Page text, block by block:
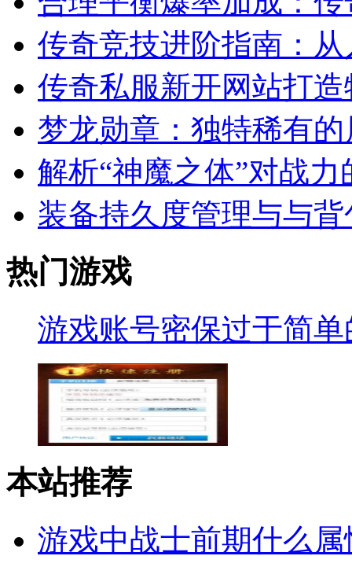
传奇竞技进阶指南：
传奇私服新开网站打
梦龙勋章：独特稀有
解析“神魔之体”对战
装备持久度管理与与
热门游戏
游戏账号密保过于简
本站推荐
游戏中战士前期什么